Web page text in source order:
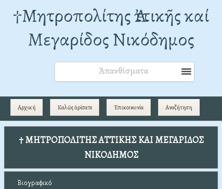
†Mητροπολίτης Ἀττικῆς καί
Μεγαρίδος Νικόδημος
Ἀπανθίσματα
Αρχική Καλῶς ὁρίσατε Ἐπικοινωνία Αναζήτηση
† ΜΗΤΡΟΠΟΛΙΤΗΣ ΑΤΤΙΚΗΣ ΚΑΙ ΜΕΓΑΡΙΔΟΣ
ΝΙΚΟΔΗΜΟΣ
Βιογραφικό